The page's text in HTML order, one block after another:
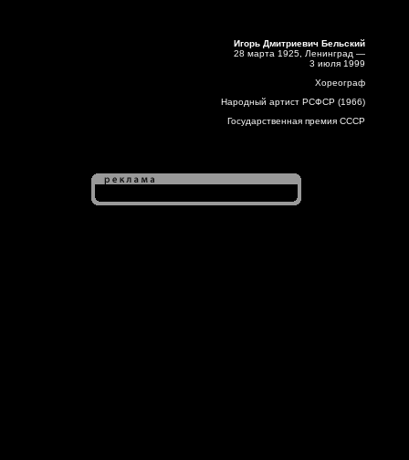
Игорь Дмитриевич Бельский
28 марта 1925, Ленинград —
3 июля 1999
Хореограф
Народный артист РСФСР (1966)
Государственная премия СССР